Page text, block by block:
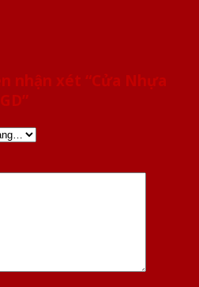
nhận xét “Cửa Nhựa